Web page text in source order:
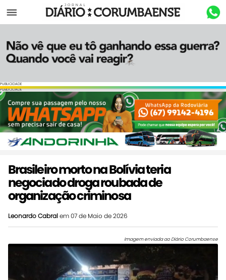
Menu
PUBLICIDADE
PUBLICIDADE
Brasileiro morto na Bolívia teria
negociado droga roubada de
organização criminosa
Leonardo Cabralem 07 de Maio de 2026
Imagem enviada ao Diário Corumbaense